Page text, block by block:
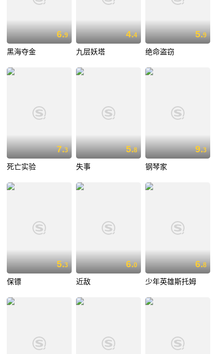
6.9
黑海夺金
4.4
九层妖塔
5.9
绝命盗窃
7.3
死亡实验
5.8
失事
9.3
钢琴家
5.3
保镖
6.0
近敌
6.8
少年英雄斯托姆